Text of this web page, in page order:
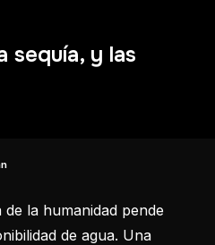
sequía, y las
de la humanidad pende
de agua. Una